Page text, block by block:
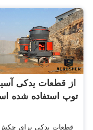
از قطعات یدکی
توپ استفاده شده